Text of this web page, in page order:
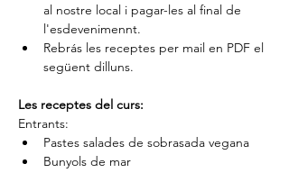
al nostre local i pagar-les al final de
l'esdevenimennt.
Rebrás les receptes per mail en PDF el
següent dilluns.
Les receptes del curs:
Entrants:
Pastes salades de sobrasada vegana
Bunyols de mar